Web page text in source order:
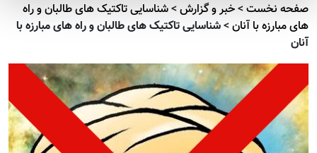
صفحه نخست>خبر و گزارش>شناسایی تاکتیک های طالبان و راه
های مبارزه با آنان>شناسایی تاکتیک های طالبان و راه های مبارزه با
آنان